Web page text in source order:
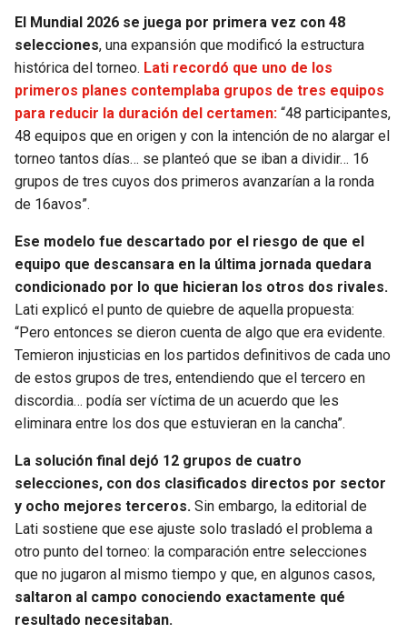
El Mundial 2026 se juega por primera vez con 48
selecciones, una expansión que modificó la estructura
histórica del torneo. Lati recordó que uno de los
primeros planes contemplaba grupos de tres equipos
para reducir la duración del certamen: “48 participantes,
48 equipos que en origen y con la intención de no alargar el
torneo tantos días… se planteó que se iban a dividir… 16
grupos de tres cuyos dos primeros avanzarían a la ronda
de 16avos”.
Ese modelo fue descartado por el riesgo de que el
equipo que descansara en la última jornada quedara
condicionado por lo que hicieran los otros dos rivales.
Lati explicó el punto de quiebre de aquella propuesta:
“Pero entonces se dieron cuenta de algo que era evidente.
Temieron injusticias en los partidos definitivos de cada uno
de estos grupos de tres, entendiendo que el tercero en
discordia… podía ser víctima de un acuerdo que les
eliminara entre los dos que estuvieran en la cancha”.
La solución final dejó 12 grupos de cuatro
selecciones, con dos clasificados directos por sector
y ocho mejores terceros. Sin embargo, la editorial de
Lati sostiene que ese ajuste solo trasladó el problema a
otro punto del torneo: la comparación entre selecciones
que no jugaron al mismo tiempo y que, en algunos casos,
saltaron al campo conociendo exactamente qué
resultado necesitaban.